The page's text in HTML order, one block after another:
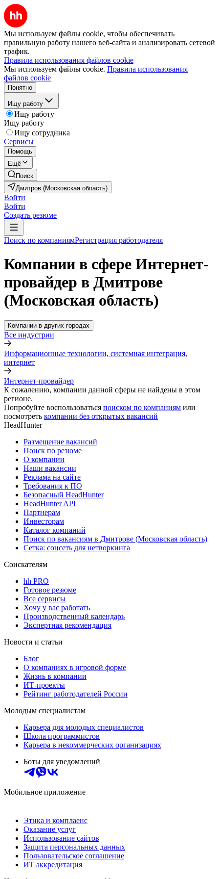
Мы используем файлы cookie, чтобы обеспечивать
правильную работу нашего веб-сайта и анализировать сетевой
трафик.
Правила использования файлов cookie
Мы используем файлы cookie. Правила использования
файлов cookie
Понятно
Ищу работу
Ищу работу
Ищу работу
Ищу сотрудника
Сервисы
Помощь
Ещё
Поиск
Дмитров (Московская область)
Войти
Войти
Создать резюме
Поиск по компаниямРегистрация работодателя
Компании в сфере Интернет-
провайдер в Дмитрове
(Московская область)
Компании в других городах
Все индустрии
Информационные технологии, системная интеграция,
интернет
Интернет-провайдер
К сожалению, компании данной сферы не найдены в этом
регионе.
Попробуйте воспользоваться поиском по компаниям или
посмотреть компании без открытых вакансий
HeadHunter
Размещение вакансий
Поиск по резюме
О компании
Наши вакансии
Реклама на сайте
Требования к ПО
Безопасный HeadHunter
HeadHunter API
Партнерам
Инвесторам
Каталог компаний
Поиск по вакансиям в Дмитрове (Московская область)
Сетка: соцсеть для нетворкинга
Соискателям
hh PRO
Готовое резюме
Все сервисы
Хочу у вас работать
Производственный календарь
Экспертная рекомендация
Новости и статьи
Блог
О компаниях в игровой форме
Жизнь в компании
ИТ-проекты
Рейтинг работодателей России
Молодым специалистам
Карьера для молодых специалистов
Школа программистов
Карьера в некоммерческих организациях
Боты для уведомлений
Мобильное приложение
Этика и комплаенс
Оказание услуг
Использование сайтов
Защита персональных данных
Пользовательское соглашение
ИТ аккредитация